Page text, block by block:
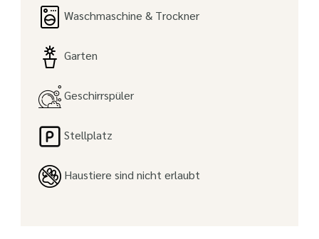
Waschmaschine & Trockner
Garten
Geschirrspüler
Stellplatz
Haustiere sind nicht erlaubt